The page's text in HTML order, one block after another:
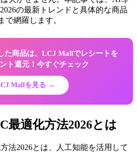
の最新トレンドと具体的な商品
で網羅します。
た商品は、LCJ Mallでレシートを
ト還元！今すぐチェック
Mallを見る →
最適化方法2026とは
法2026とは、人工知能を活用して